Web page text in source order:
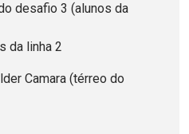
desafio 3 (alunos da
da linha 2
Camara (térreo do